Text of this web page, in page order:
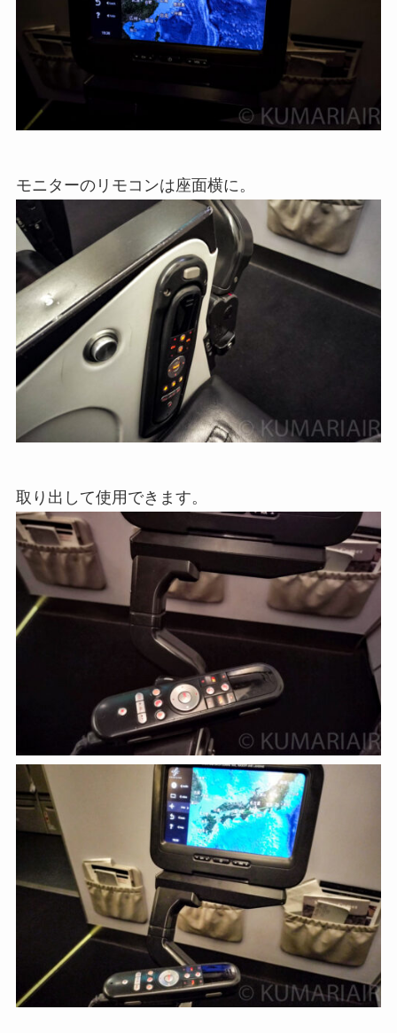
モニターのリモコンは座面横に。
取り出して使用できます。